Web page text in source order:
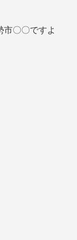
市〇〇ですよ